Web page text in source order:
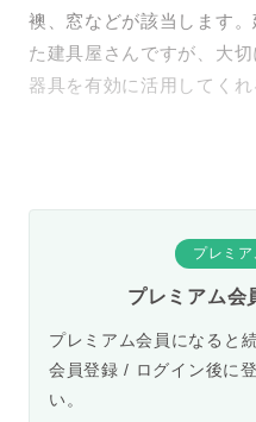
襖、窓などが該当します
た建具屋さんですが、大
器具を有効に活用してくれ
プレミ
プレミアム会
プレミアム会員になると
会員登録 / ログイン後に
い。